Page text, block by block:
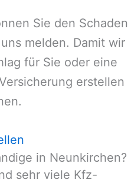
Sie den Schaden
melden. Damit wir
für Sie oder eine
erstellen
in Neunkirchen?
sehr viele Kfz-